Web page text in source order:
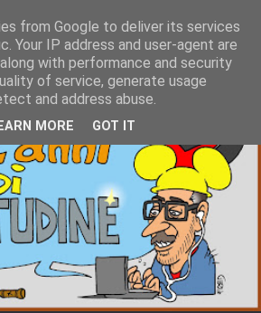
from Google to deliver its services
Your IP address and user-agent are
with performance and security
of service, generate usage
and address abuse.
MORE GOT IT